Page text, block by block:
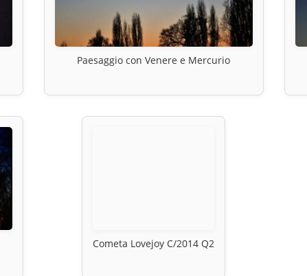
Paesaggio con Venere e Mercurio
Cometa Lovejoy C/2014 Q2